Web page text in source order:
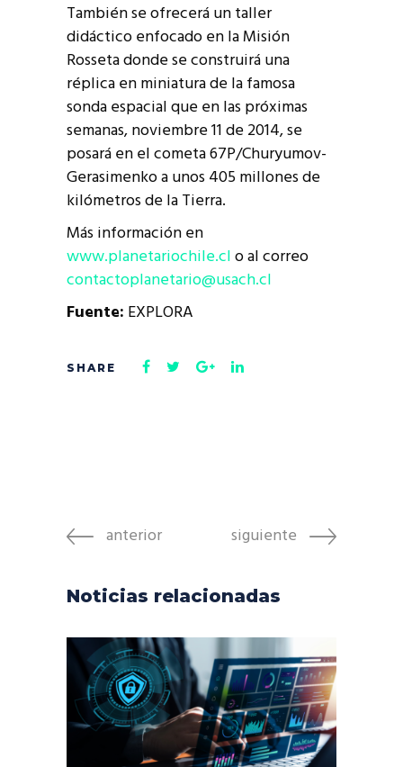
También se ofrecerá un taller
didáctico enfocado en la Misión
Rosseta donde se construirá una
réplica en miniatura de la famosa
sonda espacial que en las próximas
semanas, noviembre 11 de 2014, se
posará en el cometa 67P/Churyumov-
Gerasimenko a unos 405 millones de
kilómetros de la Tierra.
Más información en
www.planetariochile.clo al correo
contactoplanetario@usach.cl
Fuente: EXPLORA
anterior siguiente
Noticias relacionadas